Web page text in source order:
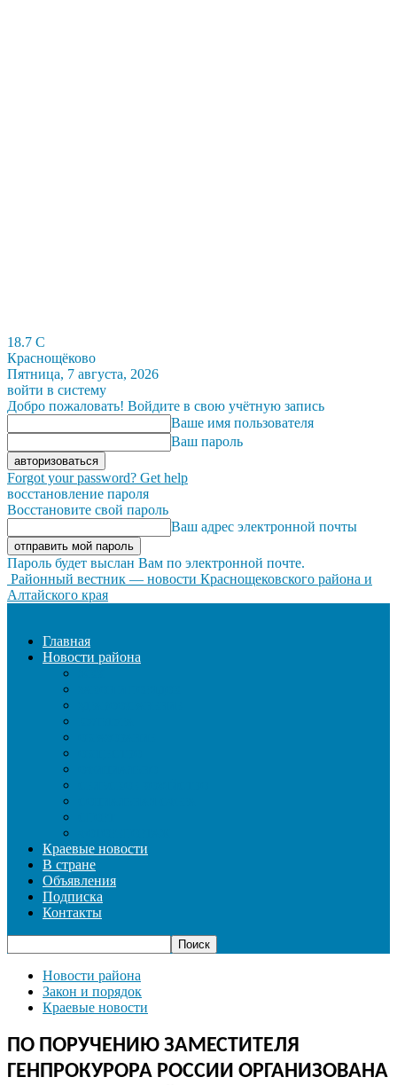
18.7 C
Краснощёково
Пятница, 7 августа, 2026
войти в систему
Добро пожаловать! Войдите в свою учётную запись
Ваше имя пользователя
Ваш пароль
Forgot your password? Get help
восстановление пароля
Восстановите свой пароль
Ваш адрес электронной почты
Пароль будет выслан Вам по электронной почте.
Районный вестник — новости Краснощековского района и
Алтайского края
Главная
Новости района
Краевые новости
В стране
Объявления
Подписка
Контакты
Новости района
Закон и порядок
Краевые новости
ПО ПОРУЧЕНИЮ ЗАМЕСТИТЕЛЯ
ГЕНПРОКУРОРА РОССИИ ОРГАНИЗОВАНА